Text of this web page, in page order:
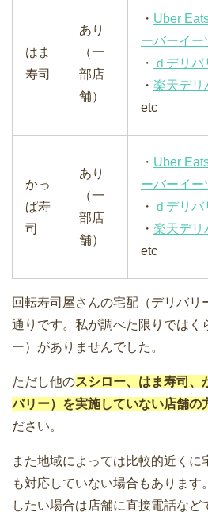
はま
寿司
あり
（一
部店
舗）
・ Uber
ーバーイー
・ ｄデリバ
・ 楽天デリ
etc
かっ
ぱ寿
司
あり
（一
部店
舗）
・ Uber
ーバーイー
・ ｄデリバ
・ 楽天デリ
etc
回転寿司屋さんの宅配（デリバリ
通りです。私が調べた限りではく
ー）がありませんでした。
ただし他のスシロー、はま寿司、
バリー）を実施していない店舗の
ださい。
また地域によっては比較的近くに
も対応していない場合もありま
したい場合は店舗に直接電話など